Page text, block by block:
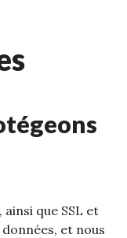
que SSL et
et nous